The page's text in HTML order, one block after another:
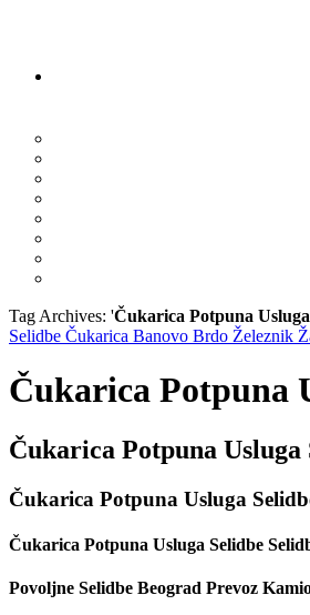
Tag Archives: 'Čukarica Potpuna
Selidbe Čukarica Banovo Brdo Železnik
Čukarica Potpuna
Čukarica Potpuna Usluga
Čukarica Potpuna Usluga
Čukarica Potpuna Usluga Selidbe
Povoljne Selidbe Beograd Prevoz